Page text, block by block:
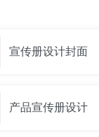
宣传册设计封面
产品宣传册设计